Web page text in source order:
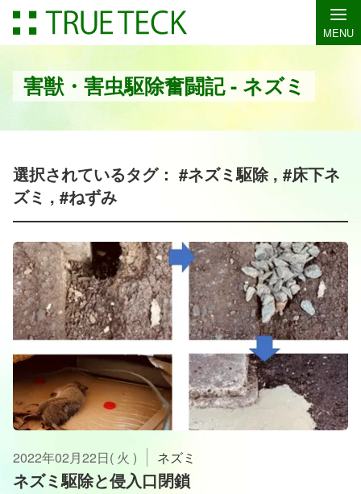
MENU
害獣・害虫駆除奮闘記 - ネズミ
選択されているタグ： #ネズミ駆除 , #床下ネ
ズミ , #ねずみ
2022年02月22日( 火 ) ネズミ
ネズミ駆除と侵入口閉鎖